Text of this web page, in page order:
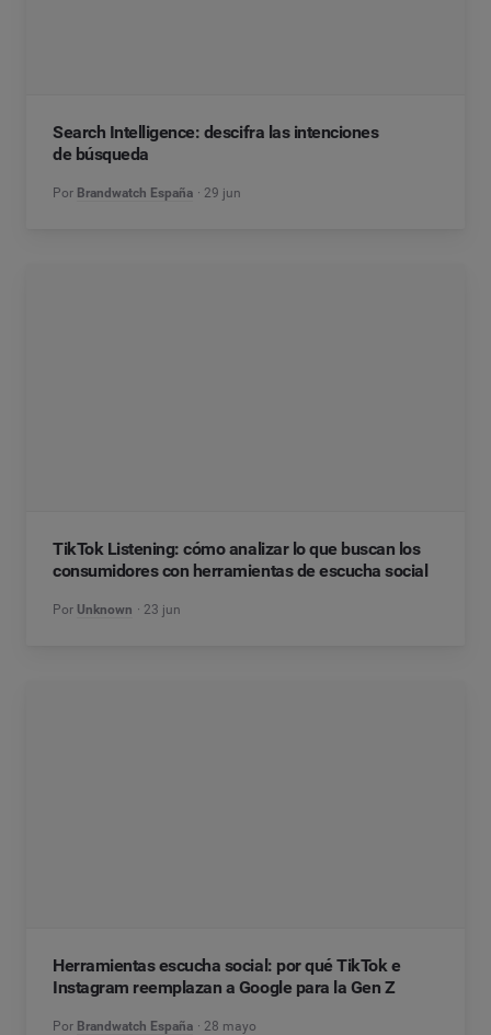
Search Intelligence: descifra las intenciones
de búsqueda
Por Brandwatch España 29 jun
TikTok Listening: cómo analizar lo que buscan los
consumidores con herramientas de escucha social
Por Unknown 23 jun
Herramientas escucha social: por qué TikTok e
Instagram reemplazan a Google para la Gen Z
Por Brandwatch España 28 mayo